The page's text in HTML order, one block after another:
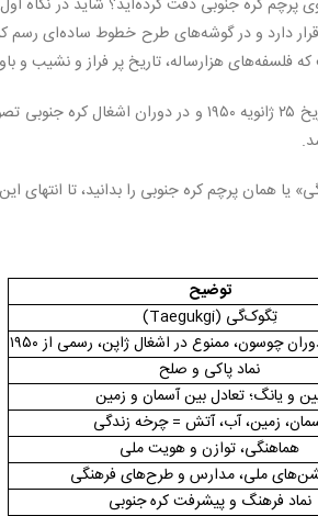
کره‌ای‌ها
کره جنوبی دقت کرده‌اید؟ شاید در نگاه
قرار دارد و در گوشه‌های طرح خطوط ساده‌ای رسم
فلسفه‌های هزارساله، تاریخ پر فراز و نشیب و
یا همان پرچم کره جنوبی را بدانید، تا انتهای
توضیح
تِگوک‌گی (Taegukgi)
چوسون، ممنوع در اشغال ژاپن، رسمی از ۱۹۵۰
نماد پاکی و صلح
و یانگ؛ تعادل بین آسمان و زمین
زمین، آب، آتش = چرخه زندگی
هماهنگی، توازن و هویت ملی
ملی، مدارس و طرح‌های فرهنگی
نماد فرهنگ و پیشرفت کره جنوبی